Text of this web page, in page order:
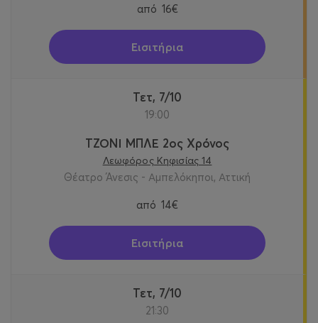
από 16€
Εισιτήρια
Τετ, 7/10
19:00
ΤΖΟΝΙ ΜΠΛΕ 2ος Χρόνος
Λεωφόρος Κηφισίας 14
Θέατρο Άνεσις - Αμπελόκηποι, Αττική
από 14€
Εισιτήρια
Τετ, 7/10
21:30